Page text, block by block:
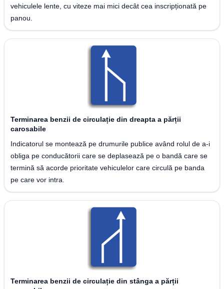
vehiculele lente, cu viteze mai mici decât cea inscripționată pe
panou.
Terminarea benzii de circulație din dreapta a părții
carosabile
Indicatorul se montează pe drumurile publice având rolul de a-i
obliga pe conducătorii care se deplasează pe o bandă care se
termină să acorde prioritate vehiculelor care circulă pe banda
pe care vor intra.
Terminarea benzii de circulație din stânga a părții